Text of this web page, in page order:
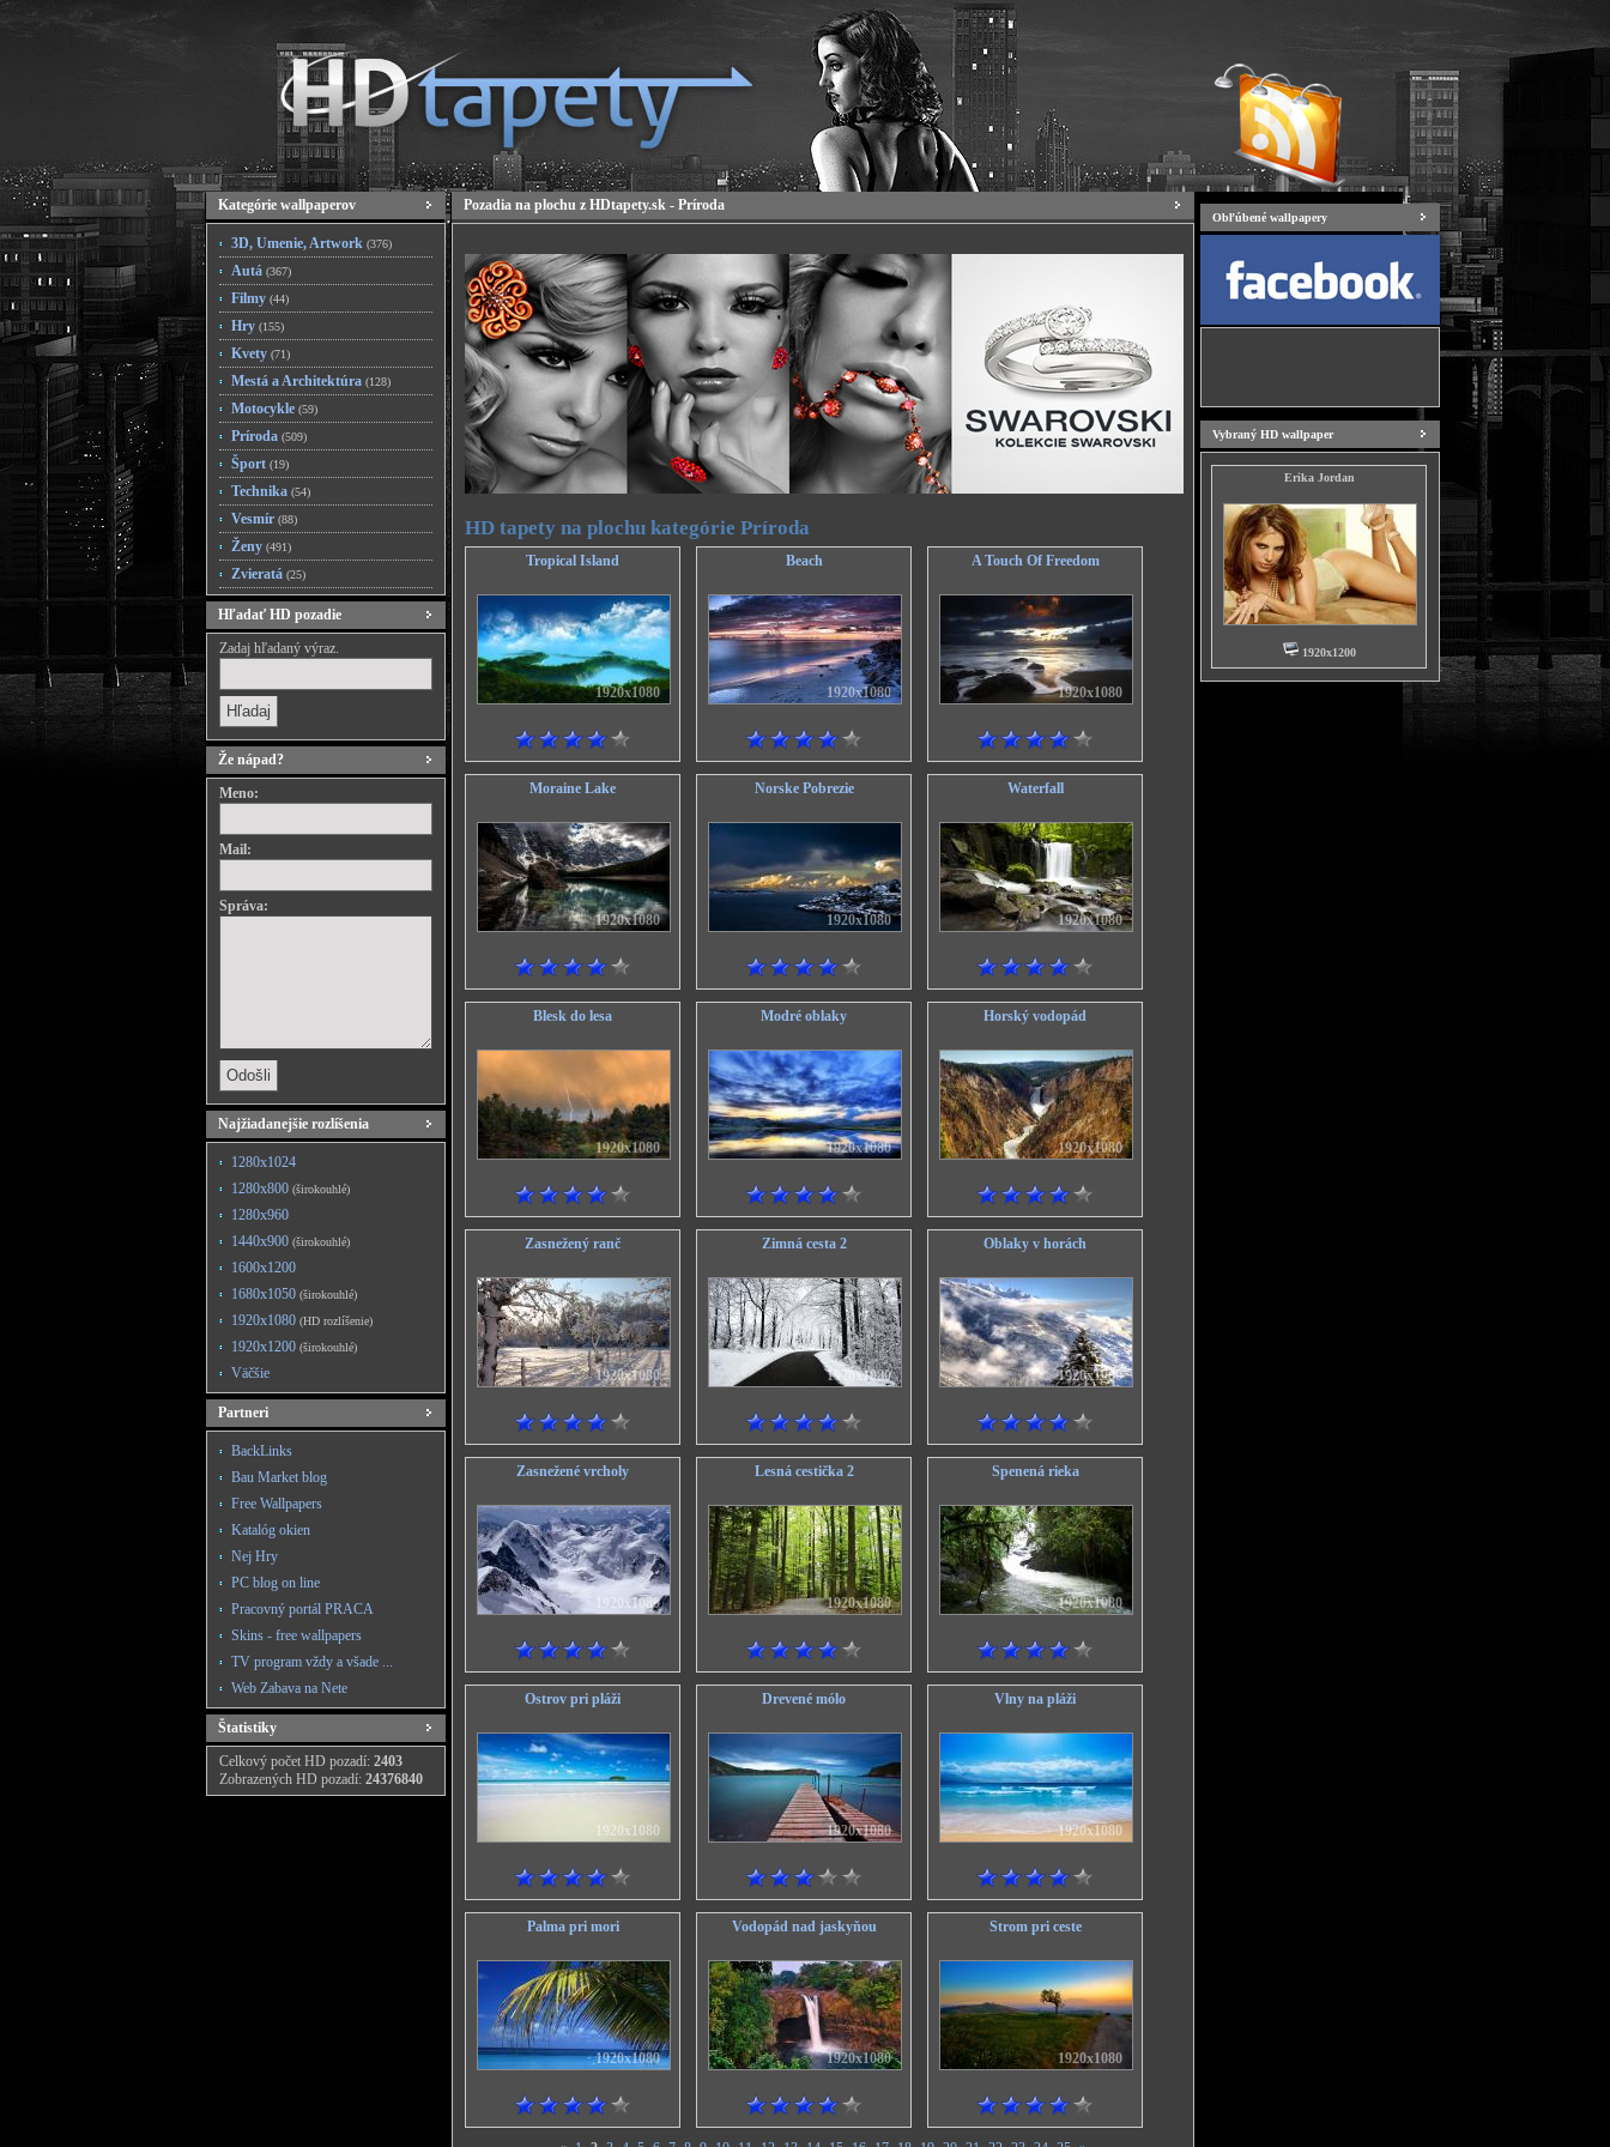
Kategórie wallpaperov
3D, Umenie, Artwork (376)
Autá (367)
Filmy (44)
Hry (155)
Kvety (71)
Mestá a Architektúra (128)
Motocykle (59)
Príroda (509)
Šport (19)
Technika (54)
Vesmír (88)
Ženy (491)
Zvieratá (25)
Hľadať HD pozadie
Zadaj hľadaný výraz.
Že nápad?
Meno:
Mail:
Správa:
Najžiadanejšie rozlíšenia
1280x1024
1280x800 (širokouhlé)
1280x960
1440x900 (širokouhlé)
1600x1200
1680x1050 (širokouhlé)
1920x1080 (HD rozlíšenie)
1920x1200 (širokouhlé)
Väčšie
Partneri
BackLinks
Bau Market blog
Free Wallpapers
Katalóg okien
Nej Hry
PC blog on line
Pracovný portál PRACA
Skins - free wallpapers
TV program vždy a všade ...
Web Zabava na Nete
Štatistiky
Celkový počet HD pozadí: 2403
Zobrazených HD pozadí: 24376840
Pozadia na plochu z HDtapety.sk - Príroda
HD tapety na plochu kategórie Príroda
Tropical Island
1920x1080
Beach
1920x1080
A Touch Of Freedom
1920x1080
Moraine Lake
1920x1080
Norske Pobrezie
1920x1080
Waterfall
1920x1080
Blesk do lesa
1920x1080
Modré oblaky
1920x1080
Horský vodopád
1920x1080
Zasnežený ranč
1920x1080
Zimná cesta 2
1920x1080
Oblaky v horách
1920x1080
Zasnežené vrcholy
1920x1080
Lesná cestička 2
1920x1080
Spenená rieka
1920x1080
Ostrov pri pláži
1920x1080
Drevené mólo
1920x1080
Vlny na pláži
1920x1080
Palma pri mori
1920x1080
Vodopád nad jaskyňou
1920x1080
Strom pri ceste
1920x1080
Obľúbené wallpapery
Vybraný HD wallpaper
Erika Jordan
1920x1200